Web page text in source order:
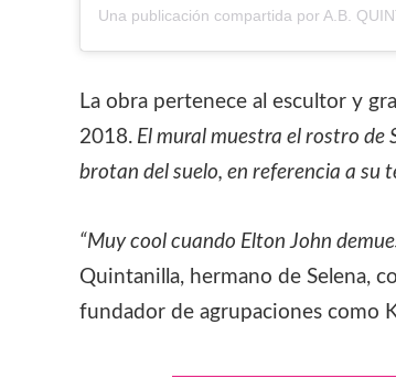
Una publicación compartida por A.B.
La obra pertenece al escultor y
2018. El mural muestra el rostro de
brotan del suelo, en referencia a su
“Muy cool cuando Elton John
Quintanilla, hermano de Selena,
fundador de agrupaciones como